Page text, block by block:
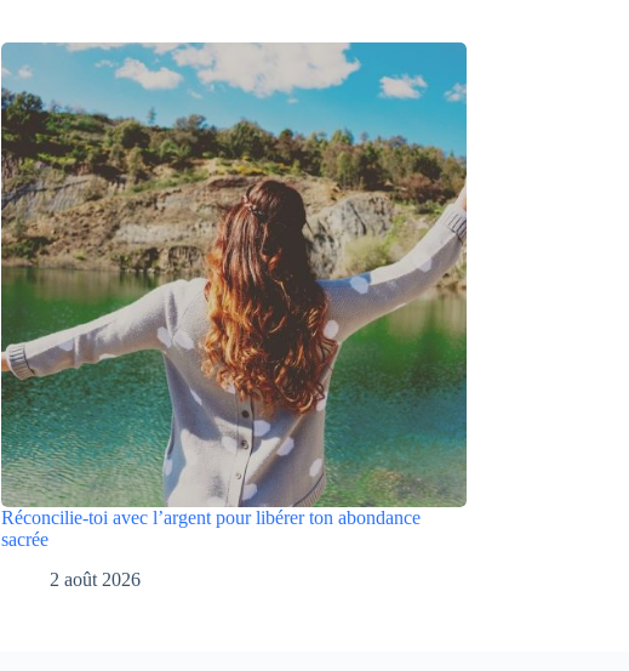
Réconcilie-toi avec l’argent pour libérer ton abondance
sacrée
2 août 2026